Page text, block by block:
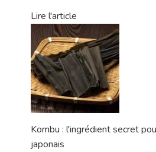
Lire l'article
Kombu : l'ingrédient secret
japonais